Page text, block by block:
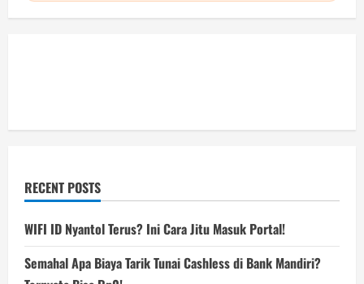
RECENT POSTS
WIFI ID Nyantol Terus? Ini Cara Jitu Masuk Portal!
Semahal Apa Biaya Tarik Tunai Cashless di Bank Mandiri?